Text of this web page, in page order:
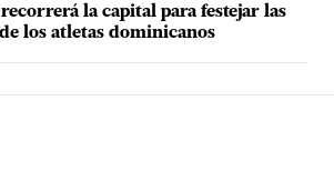
recorrerá la capital para festejar las
los atletas dominicanos